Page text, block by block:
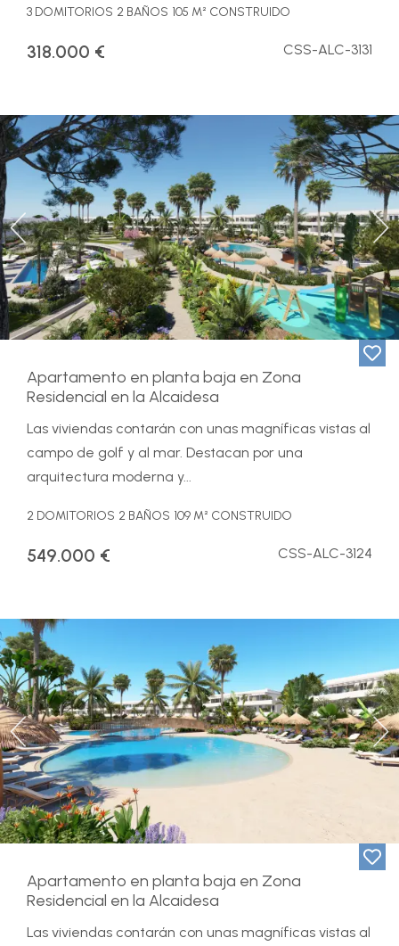
3 DOMITORIOS 2 BAÑOS 105 M² CONSTRUIDO
318.000 € CSS-ALC-3131
Previous
Apartamento en planta baja en Zona
Residencial en la Alcaidesa
Las viviendas contarán con unas magníficas vistas al
campo de golf y al mar. Destacan por una
arquitectura moderna y...
2 DOMITORIOS 2 BAÑOS 109 M² CONSTRUIDO
549.000 € CSS-ALC-3124
Previous
Apartamento en planta baja en Zona
Residencial en la Alcaidesa
Las viviendas contarán con unas magníficas vistas al